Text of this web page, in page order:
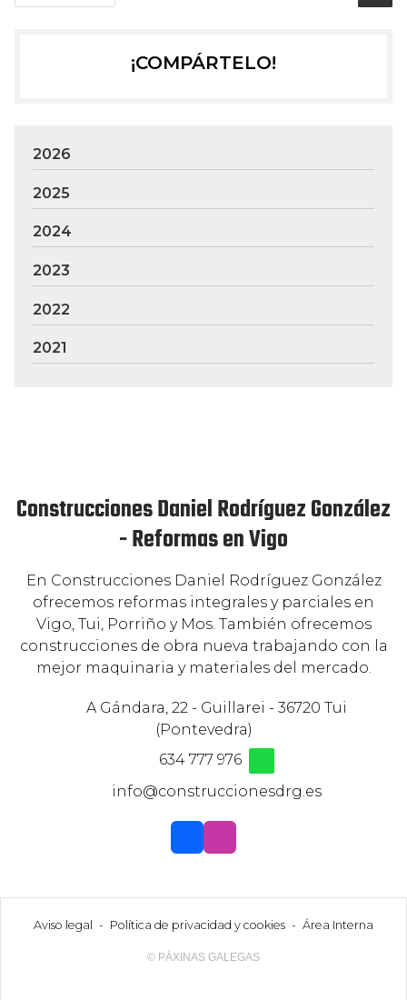
¡COMPÁRTELO!
2026
2025
2024
2023
2022
2021
Construcciones Daniel Rodríguez González
- Reformas en Vigo
En Construcciones Daniel Rodríguez González
ofrecemos reformas integrales y parciales en
Vigo, Tui, Porriño y Mos. También ofrecemos
construcciones de obra nueva trabajando con la
mejor maquinaria y materiales del mercado.
A Gándara, 22 - Guillarei - 36720 Tui
(Pontevedra)
634 777 976
info@construccionesdrg.es
Aviso legal - Política de privacidad y cookies - Área Interna
© PÁXINAS GALEGAS